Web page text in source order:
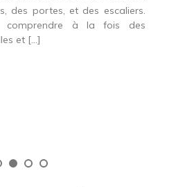
des portes, et des escaliers.
comprendre à la fois des
et […]